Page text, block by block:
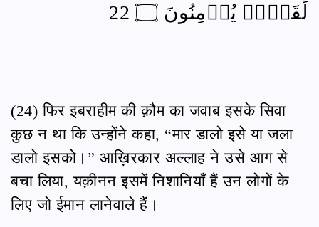
لِّقَوۡمٖ يُؤۡمِنُونَ ۝ 22
(24) फिर इबराहीम की क़ौम का जवाब इसके सिवा
कुछ न था कि उन्होंने कहा, “मार डालो इसे या जला
डालो इसको।” आख़िरकार अल्लाह ने उसे आग से
बचा लिया, यक़ीनन इसमें निशानियाँ हैं उन लोगों के
लिए जो ईमान लानेवाले हैं।